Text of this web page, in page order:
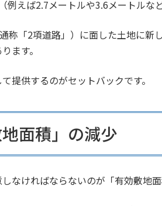
えば2.7メートルや3.6メートルな
称「2項道路」）に面した土地に
ます。
提供するのがセットバックです。
面積」の減少
なければならないのが「有効敷地